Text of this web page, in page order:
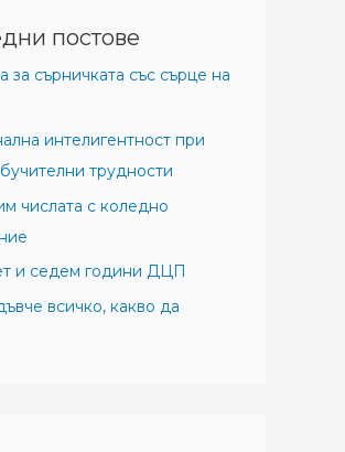
постове
за сърничката със сърце на
интелигентност при
трудности
числата с коледно
и седем години ДЦП
всичко, какво да